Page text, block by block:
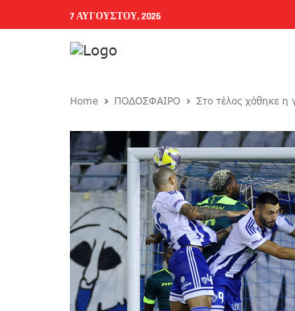
7 ΑΥΓΟΎΣΤΟΥ, 2026
Home ΠΟΔΟΣΦΑΙΡΟ Στο τέλος χάθηκε